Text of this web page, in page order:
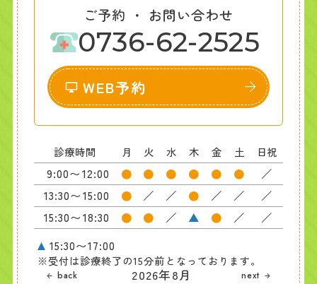
ご予約 ・ お問い合わせ
0736-62-2525
WEB予約
診療時間 月 火 水 木 金 土 日祝
9:00〜12:00 ● ● ● ● ● ●
／
13:30〜15:00
● ／ ／ ● ／ ／
／
15:30〜18:30
● ● ／ ● ／
／
15:30〜17:00
※受付は診療終了の15分前となっております。
2026年8月